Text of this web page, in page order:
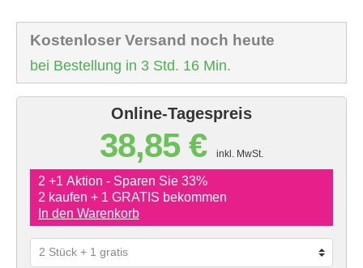
Kostenloser Versand noch heute
bei Bestellung in 3 Std. 16 Min.
Online-Tagespreis
38,85 € inkl. MwSt.
2 +1 Aktion - Sparen Sie 33%
2 kaufen + 1 GRATIS bekommen
In den Warenkorb